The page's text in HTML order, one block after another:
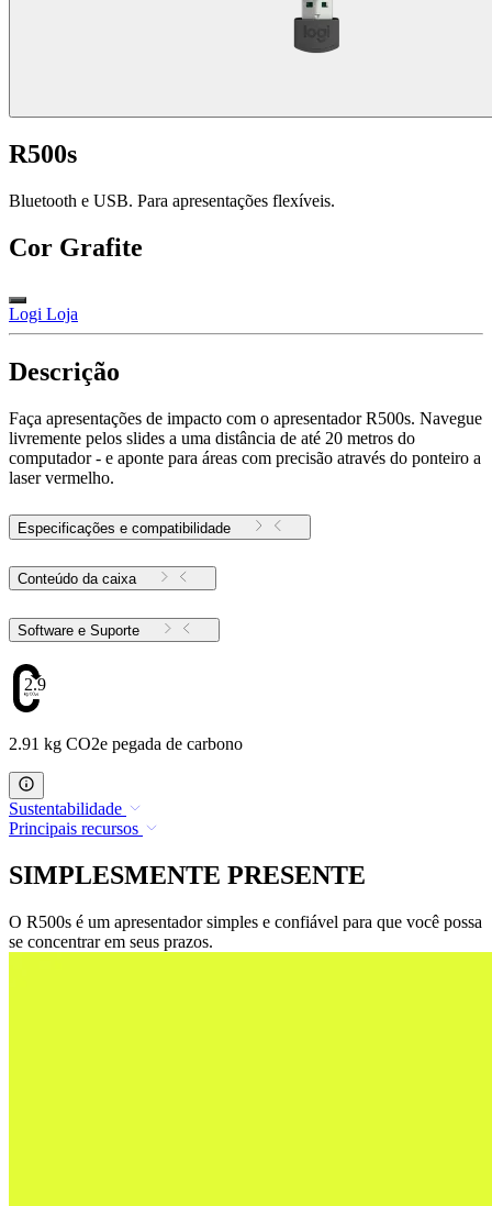
R500s
Bluetooth e USB. Para apresentações flexíveis.
Cor Grafite
Logi Loja
Descrição
Faça apresentações de impacto com o apresentador R500s. Navegue
livremente pelos slides a uma distância de até 20 metros do
computador - e aponte para áreas com precisão através do ponteiro a
laser vermelho.
Especificações e compatibilidade
Conteúdo da caixa
Software e Suporte
2.91
2.91 kg CO2e pegada de carbono
Sustentabilidade
Principais recursos
SIMPLESMENTE PRESENTE
O R500s é um apresentador simples e confiável para que você possa
se concentrar em seus prazos.